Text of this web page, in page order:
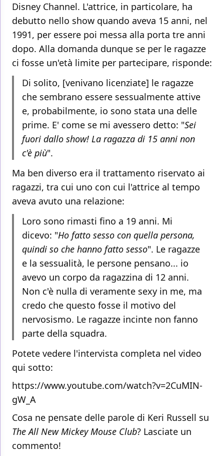
Disney Channel. L'attrice, in particolare, ha
debutto nello show quando aveva 15 anni, nel
1991, per essere poi messa alla porta tre anni
dopo. Alla domanda dunque se per le ragazze
ci fosse un'età limite per partecipare, risponde:
Di solito, [venivano licenziate] le ragazze
che sembrano essere sessualmente attive
e, probabilmente, io sono stata una delle
prime. E' come se mi avessero detto: "Sei
fuori dallo show! La ragazza di 15 anni non
c'è più".
Ma ben diverso era il trattamento riservato ai
ragazzi, tra cui uno con cui l'attrice al tempo
aveva avuto una relazione:
Loro sono rimasti fino a 19 anni. Mi
dicevo: "Ho fatto sesso con quella persona,
quindi so che hanno fatto sesso". Le ragazze
e la sessualità, le persone pensano... io
avevo un corpo da ragazzina di 12 anni.
Non c'è nulla di veramente sexy in me, ma
credo che questo fosse il motivo del
nervosismo. Le ragazze incinte non fanno
parte della squadra.
Potete vedere l'intervista completa nel video
qui sotto:
https://www.youtube.com/watch?v=2CuMIN-
gW_A
Cosa ne pensate delle parole di Keri Russell su
The All New Mickey Mouse Club? Lasciate un
commento!